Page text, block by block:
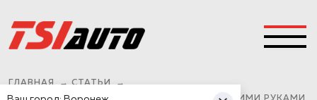
ГЛАВНАЯ → СТАТЬИ →